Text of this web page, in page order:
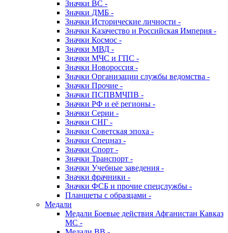
Значки ВС -
Значки ДМБ -
Значки Исторические личности -
Значки Казачество и Российская Империя -
Значки Космос -
Значки МВД -
Значки МЧС и ГПС -
Значки Новороссия -
Значки Организации службы ведомства -
Значки Прочие -
Значки ПСПВМЧПВ -
Значки РФ и её регионы -
Значки Серии -
Значки СНГ -
Значки Советская эпоха -
Значки Спецназ -
Значки Спорт -
Значки Транспорт -
Значки Учебные заведения -
Значки фрачники -
Значки ФСБ и прочие спецслужбы -
Планшеты с образцами -
Медали
Медали Боевые действия Афганистан Кавказ
МС -